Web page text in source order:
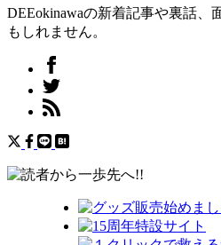
DEEokinawaの新着記事や裏話、
もしれません。